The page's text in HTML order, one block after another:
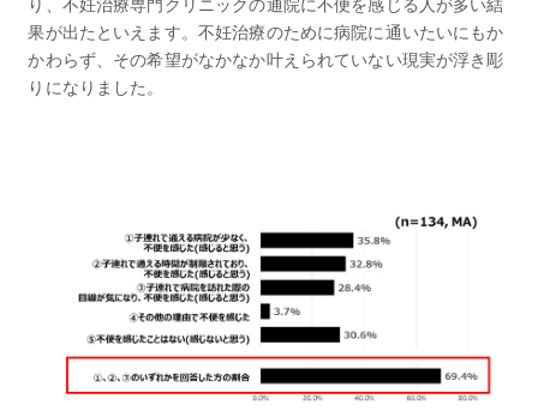
り、不妊治療専門クリニックの通院に不便を感じる人が多い結
果が出たといえます。不妊治療のために病院に通いたいにもか
かわらず、その希望がなかなか叶えられていない現実が浮き彫
りになりました。